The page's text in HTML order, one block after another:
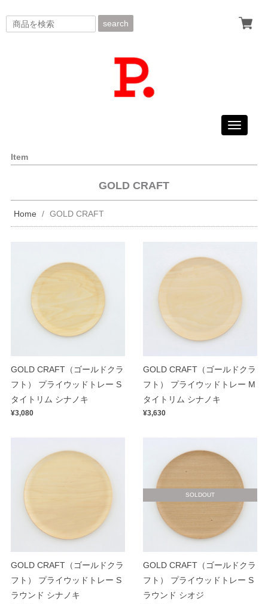
search
Toggle
Item
GOLD CRAFT
Home GOLD CRAFT
GOLD CRAFT（ゴールドクラ
フト） プライウッドトレー S
タイトリム シナノキ
¥3,080
GOLD CRAFT（ゴールドクラ
フト） プライウッドトレー M
タイトリム シナノキ
¥3,630
GOLD CRAFT（ゴールドクラ
フト） プライウッドトレー S
ラウンド シナノキ
SOLDOUT
GOLD CRAFT（ゴールドクラ
フト） プライウッドトレー S
ラウンド シオジ